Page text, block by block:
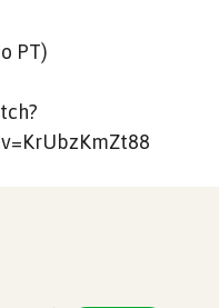
PT)